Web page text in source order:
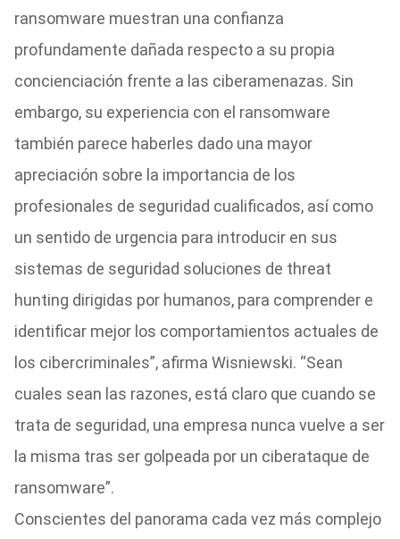
ransomware muestran una confianza
profundamente dañada respecto a su propia
concienciación frente a las ciberamenazas. Sin
embargo, su experiencia con el ransomware
también parece haberles dado una mayor
apreciación sobre la importancia de los
profesionales de seguridad cualificados, así como
un sentido de urgencia para introducir en sus
sistemas de seguridad soluciones de threat
hunting dirigidas por humanos, para comprender e
identificar mejor los comportamientos actuales de
los cibercriminales”, afirma Wisniewski. “Sean
cuales sean las razones, está claro que cuando se
trata de seguridad, una empresa nunca vuelve a ser
la misma tras ser golpeada por un ciberataque de
ransomware”.
Conscientes del panorama cada vez más complejo